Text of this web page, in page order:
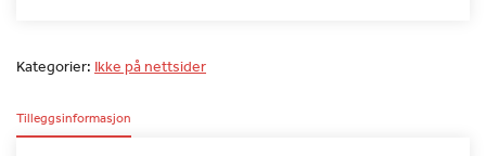
Kategorier: Ikke på nettsider
Tilleggsinformasjon